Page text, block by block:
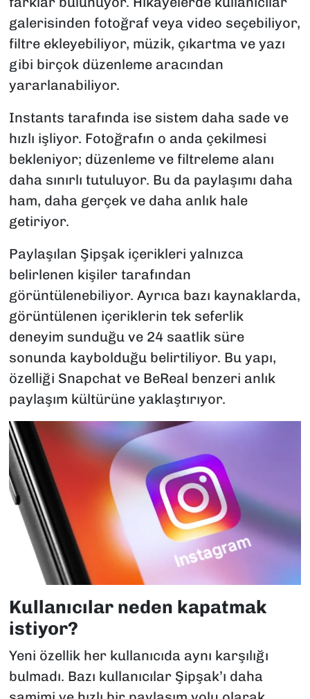
galerisinden fotoğraf veya video seçebiliyor,
filtre ekleyebiliyor, müzik, çıkartma ve yazı
gibi birçok düzenleme aracından
yararlanabiliyor.
Instants tarafında ise sistem daha sade ve
hızlı işliyor. Fotoğrafın o anda çekilmesi
bekleniyor; düzenleme ve filtreleme alanı
daha sınırlı tutuluyor. Bu da paylaşımı daha
ham, daha gerçek ve daha anlık hale
getiriyor.
Paylaşılan Şipşak içerikleri yalnızca
belirlenen kişiler tarafından
görüntülenebiliyor. Ayrıca bazı kaynaklarda,
görüntülenen içeriklerin tek seferlik
deneyim sunduğu ve 24 saatlik süre
sonunda kaybolduğu belirtiliyor. Bu yapı,
özelliği Snapchat ve BeReal benzeri anlık
paylaşım kültürüne yaklaştırıyor.
Kullanıcılar neden kapatmak
istiyor?
Yeni özellik her kullanıcıda aynı karşılığı
bulmadı. Bazı kullanıcılar Şipşak’ı daha